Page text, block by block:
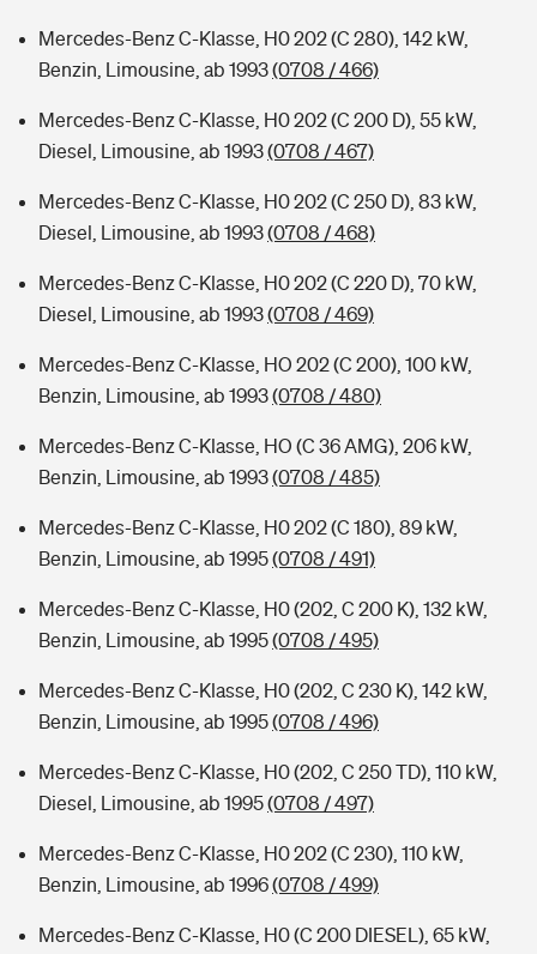
Typklassen: So ist Ihr Auto eingestuft
Sie haben Fragen?
Mercedes-Benz C-Klasse, H0 202 (C 280), 142 kW,
Benzin, Limousine, ab 1993(0708 / 466)
Mercedes-Benz C-Klasse, H0 202 (C 200 D), 55 kW,
Diesel, Limousine, ab 1993(0708 / 467)
Mercedes-Benz C-Klasse, H0 202 (C 250 D), 83 kW,
Diesel, Limousine, ab 1993(0708 / 468)
Mercedes-Benz C-Klasse, H0 202 (C 220 D), 70 kW,
Diesel, Limousine, ab 1993(0708 / 469)
Mercedes-Benz C-Klasse, HO 202 (C 200), 100 kW,
Benzin, Limousine, ab 1993(0708 / 480)
Mercedes-Benz C-Klasse, HO (C 36 AMG), 206 kW,
Benzin, Limousine, ab 1993(0708 / 485)
Mercedes-Benz C-Klasse, H0 202 (C 180), 89 kW,
Benzin, Limousine, ab 1995(0708 / 491)
Mercedes-Benz C-Klasse, H0 (202, C 200 K), 132 kW,
Benzin, Limousine, ab 1995(0708 / 495)
Mercedes-Benz C-Klasse, H0 (202, C 230 K), 142 kW,
Benzin, Limousine, ab 1995(0708 / 496)
Mercedes-Benz C-Klasse, H0 (202, C 250 TD), 110 kW,
Diesel, Limousine, ab 1995(0708 / 497)
Mercedes-Benz C-Klasse, H0 202 (C 230), 110 kW,
Benzin, Limousine, ab 1996(0708 / 499)
Mercedes-Benz C-Klasse, H0 (C 200 DIESEL), 65 kW,